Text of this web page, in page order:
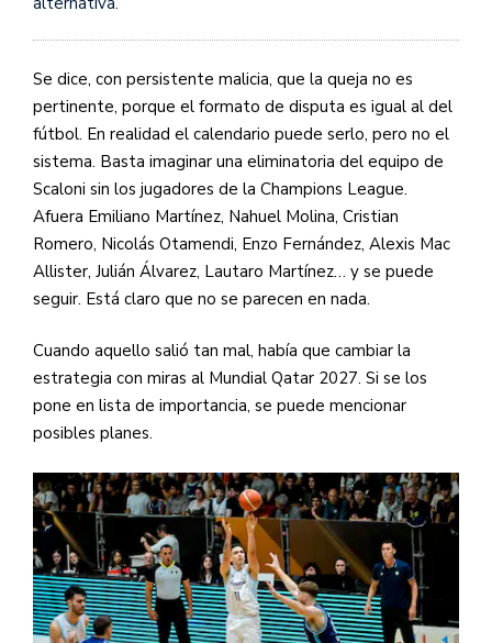
Se dice, con persistente malicia, que la queja no es
pertinente, porque el formato de disputa es igual al del
fútbol. En realidad el calendario puede serlo, pero no el
sistema. Basta imaginar una eliminatoria del equipo de
Scaloni sin los jugadores de la Champions League.
Afuera Emiliano Martínez, Nahuel Molina, Cristian
Romero, Nicolás Otamendi, Enzo Fernández, Alexis Mac
Allister, Julián Álvarez, Lautaro Martínez… y se puede
seguir. Está claro que no se parecen en nada.
Cuando aquello salió tan mal, había que cambiar la
estrategia con miras al Mundial Qatar 2027. Si se los
pone en lista de importancia, se puede mencionar
posibles planes.